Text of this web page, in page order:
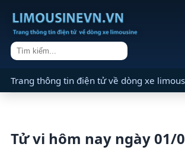
Trang thông tin điện tử về dòng xe
Tử vi hôm nay ngày 01/